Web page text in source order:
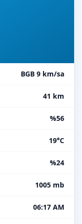
BGB 9 km/sa
41 km
%56
19°C
%24
1005 mb
06:17 AM